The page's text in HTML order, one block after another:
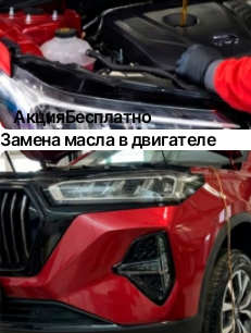
АкцияБесплатно
Замена масла в двигателе